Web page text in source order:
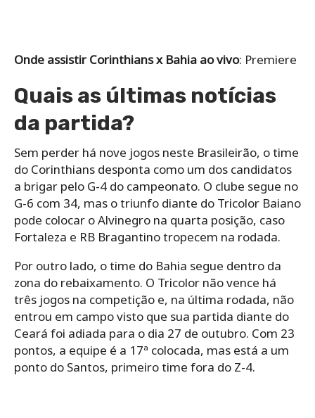
Onde assistir Corinthians x Bahia ao vivo: Premiere
Quais as últimas notícias
da partida?
Sem perder há nove jogos neste Brasileirão, o time
do Corinthians desponta como um dos candidatos
a brigar pelo G-4 do campeonato. O clube segue no
G-6 com 34, mas o triunfo diante do Tricolor Baiano
pode colocar o Alvinegro na quarta posição, caso
Fortaleza e RB Bragantino tropecem na rodada.
Por outro lado, o time do Bahia segue dentro da
zona do rebaixamento. O Tricolor não vence há
três jogos na competição e, na última rodada, não
entrou em campo visto que sua partida diante do
Ceará foi adiada para o dia 27 de outubro. Com 23
pontos, a equipe é a 17ª colocada, mas está a um
ponto do Santos, primeiro time fora do Z-4.